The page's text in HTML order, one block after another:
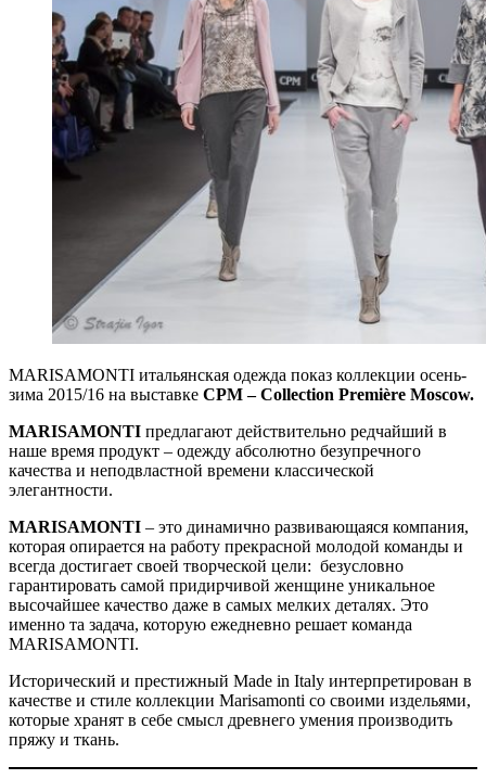
MARISAMONTI итальянская одежда показ коллекции осень-
зима 2015/16 на выставке CPM – Collection Première Moscow.
MARISAMONTI предлагают действительно редчайший в
наше время продукт – одежду абсолютно безупречного
качества и неподвластной времени классической
элегантности.
MARISAMONTI – это динамично развивающаяся компания,
которая опирается на работу прекрасной молодой команды и
всегда достигает своей творческой цели: безусловно
гарантировать самой придирчивой женщине уникальное
высочайшее качество даже в самых мелких деталях. Это
именно та задача, которую ежедневно решает команда
MARISAMONTI.
Исторический и престижный Made in Italy интерпретирован в
качестве и стиле коллекции Marisamonti со своими издельями,
которые хранят в себе смысл древнего умения производить
пряжу и ткань.